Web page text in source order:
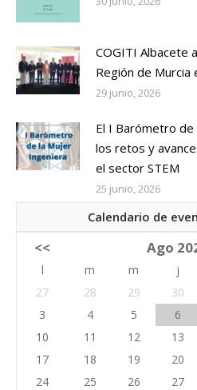
COGITI Albacete
Región de Murcia
29 junio, 2026
El I Barómetro de
los retos y
el sector STEM
25 junio, 2026
Calendario de
<< Ago
l m m j
27
28 29 30
3
4 5 6
10
11 12 13
17
18 19 20
24
25 26 27